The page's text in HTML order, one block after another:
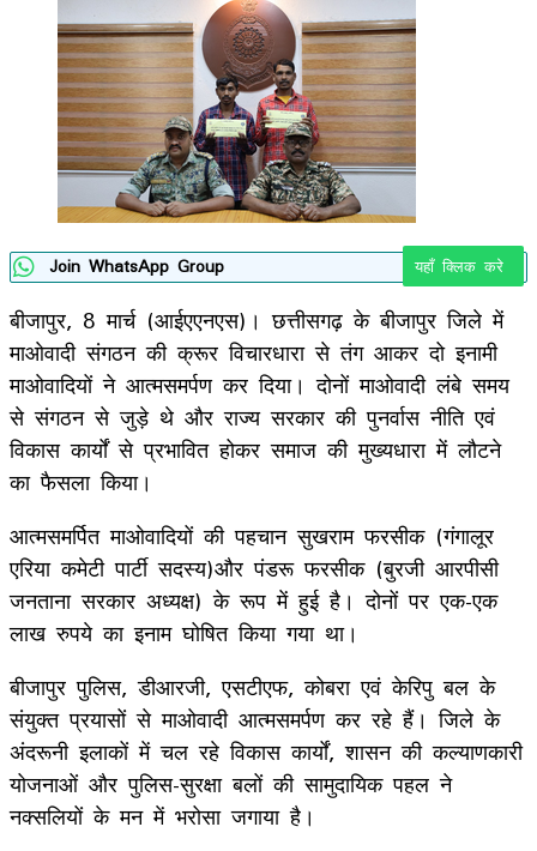
Join WhatsApp Group यहाँ क्लिक करे
बीजापुर, 8 मार्च (आईएएनएस)। छत्तीसगढ़ के बीजापुर जिले में
माओवादी संगठन की क्रूर विचारधारा से तंग आकर दो इनामी
माओवाद‍ियों ने आत्मसमर्पण कर दिया। दोनों माओवादी लंबे समय
से संगठन से जुड़े थे और राज्य सरकार की पुनर्वास नीति एवं
विकास कार्यों से प्रभावित होकर समाज की मुख्यधारा में लौटने
का फैसला किया।
आत्मसमर्पित माओवादियों की पहचान सुखराम फरसीक (गंगालूर
एरिया कमेटी पार्टी सदस्य)और पंडरू फरसीक (बुरजी आरपीसी
जनताना सरकार अध्यक्ष) के रूप में हुई है। दोनों पर एक-एक
लाख रुपये का इनाम घोषित किया गया था।
बीजापुर पुलिस, डीआरजी, एसटीएफ, कोबरा एवं केरिपु बल के
संयुक्त प्रयासों से माओवादी आत्मसमर्पण कर रहे हैं। जिले के
अंदरूनी इलाकों में चल रहे विकास कार्यों, शासन की कल्याणकारी
योजनाओं और पुलिस-सुरक्षा बलों की सामुदायिक पहल ने
नक्सलियों के मन में भरोसा जगाया है।